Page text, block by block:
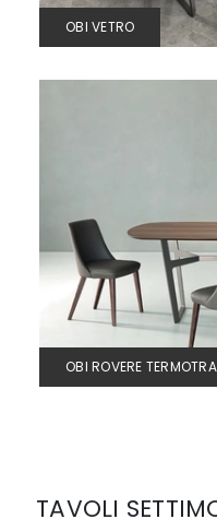
OBI VETRO
OBI ROVERE
TAVOLI